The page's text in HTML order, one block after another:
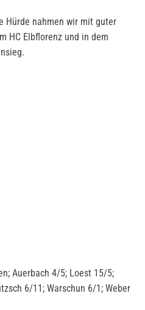
Hürde nahmen wir mit guter
HC Elbflorenz und in dem
Auerbach 4/5; Loest 15/5;
6/11; Warschun 6/1; Weber